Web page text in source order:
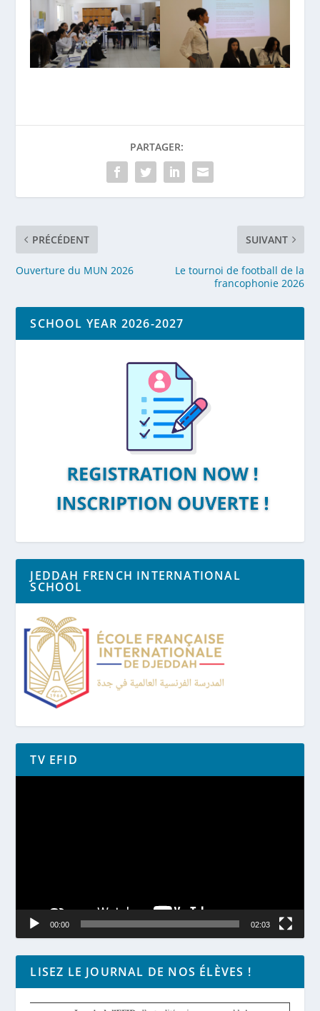
PARTAGER:
PRÉCÉDENT
Ouverture du MUN 2026
SUIVANT
Le tournoi de football de la
francophonie 2026
SCHOOL YEAR 2026-2027
JEDDAH FRENCH INTERNATIONAL
SCHOOL
TV EFID
00:00 02:03
LISEZ LE JOURNAL DE NOS ÉLÈVES !